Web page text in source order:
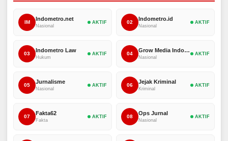
IM
Indometro.net
Nasional
AKTIF 02
Indometro.id
Nasional
AKTIF
03
Indometro Law
Hukum
AKTIF 04
Grow Media Indonesia
Nasional
AKTIF
05
Jurnalisme
Nasional
AKTIF 06
Jejak Kriminal
Kriminal
AKTIF
07
Fakta62
Fakta
AKTIF 08
Ops Jurnal
Nasional
AKTIF